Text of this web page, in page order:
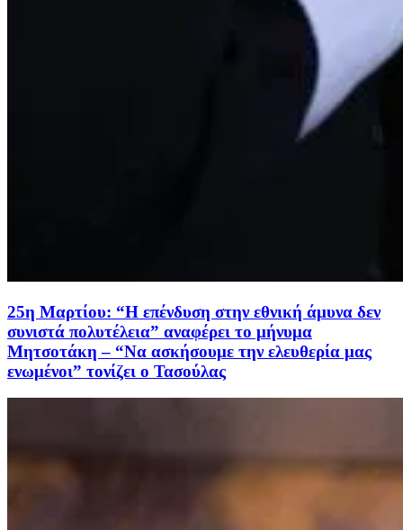
25η Μαρτίου: “Η επένδυση στην εθνική άμυνα δεν
συνιστά πολυτέλεια” αναφέρει το μήνυμα
Μητσοτάκη – “Να ασκήσουμε την ελευθερία μας
ενωμένοι” τονίζει ο Τασούλας